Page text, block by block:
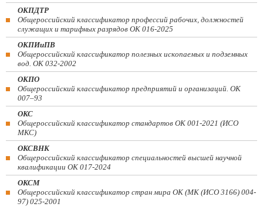
ОКПДТР
Общероссийский классификатор профессий рабочих, должностей
служащих и тарифных разрядов ОК 016-2025
ОКПИиПВ
Общероссийский классификатор полезных ископаемых и подземных
вод. ОК 032-2002
ОКПО
Общероссийский классификатор предприятий и организаций. ОК
007–93
ОКС
Общероссийский классификатор стандартов ОК 001-2021 (ИСО
МКС)
ОКСВНК
Общероссийский классификатор специальностей высшей научной
квалификации ОК 017-2024
ОКСМ
Общероссийский классификатор стран мира ОК (МК (ИСО 3166) 004-
97) 025-2001